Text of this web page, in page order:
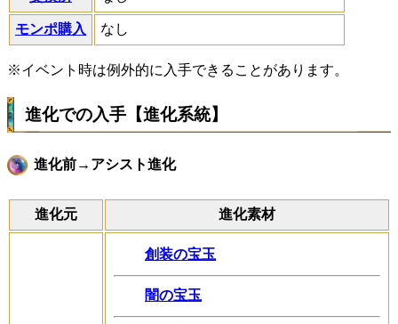
モンポ購入 なし
※イベント時は例外的に入手できることがあります。
進化での入手【進化系統】
進化前→アシスト進化
進化元 進化素材
創装の宝玉
闇の宝玉